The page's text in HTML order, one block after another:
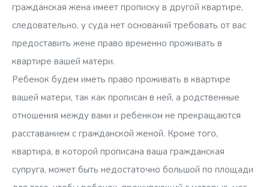
гражданская жена имеет прописку в другой квартире,
следовательно, у суда нет оснований требовать от вас
предоставить жене право временно проживать в
квартире вашей матери.
Ребенок будем иметь право проживать в квартире
вашей матери, так как прописан в ней, а родственные
отношения между вами и ребенком не прекращаются
расставанием с гражданской женой. Кроме того,
квартира, в которой прописана ваша гражданская
супруга, может быть недостаточно большой по площади